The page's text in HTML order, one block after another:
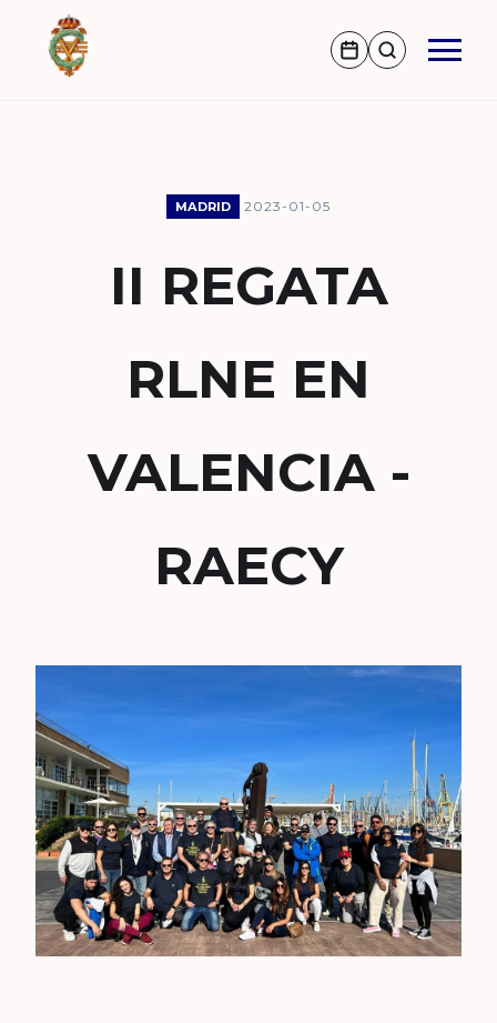
MADRID 2023-01-05
II REGATA
RLNE EN
VALENCIA -
RAECY